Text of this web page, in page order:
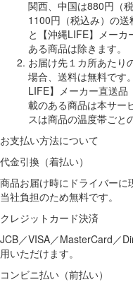
関西、中国は880円（
1100円（税込み）の送
と【沖縄LIFE】メー
ある商品は除きます。
お届け先１カ所あたり
場合、送料は無料です
LIFE】メーカー直送品
載のある商品は本サー
スは商品の温度帯ごと
お支払い方法について
代金引換（着払い）
商品お届け時にドライバー
当社負担のため無料です。
クレジットカード決済
JCB／VISA／MasterCard／
用いただけます。
コンビニ払い（前払い）